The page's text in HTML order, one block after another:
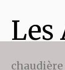
Les